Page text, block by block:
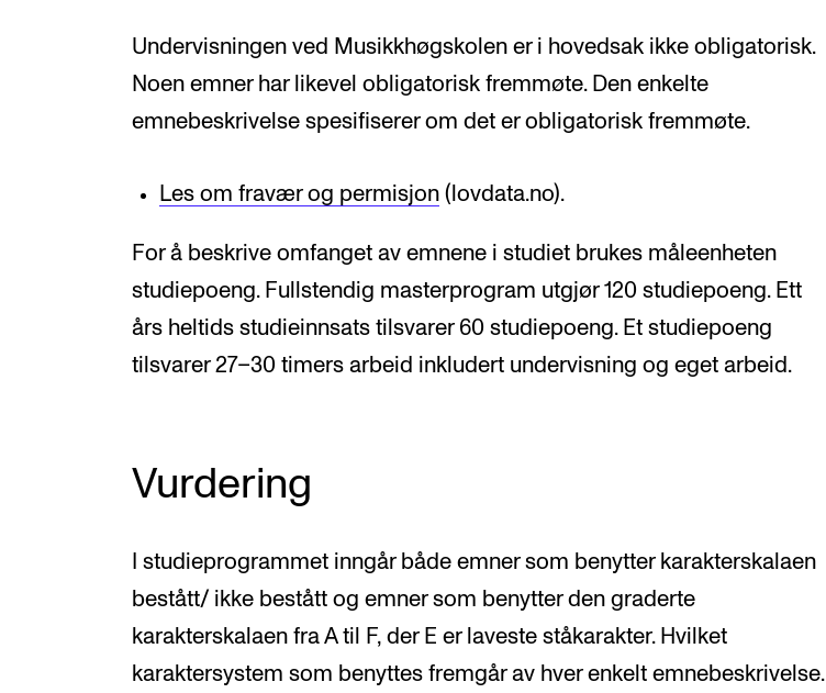
Undervisningen ved Musikkhøgskolen er i hovedsak ikke obligatorisk.
Noen emner har likevel obligatorisk fremmøte. Den enkelte
emnebeskrivelse spesifiserer om det er obligatorisk fremmøte.
Les om fravær og permisjon(lovdata.no).
For å beskrive omfanget av emnene i studiet brukes måleenheten
studiepoeng. Fullstendig masterprogram utgjør 120 studiepoeng. Ett
års heltids studieinnsats tilsvarer 60 studiepoeng. Et studiepoeng
tilsvarer 27–30 timers arbeid inkludert undervisning og eget arbeid.
Vurdering
I studieprogrammet inngår både emner som benytter karakterskalaen
bestått/ ikke bestått og emner som benytter den graderte
karakterskalaen fra A til F, der E er laveste ståkarakter. Hvilket
karaktersystem som benyttes fremgår av hver enkelt emnebeskrivelse.